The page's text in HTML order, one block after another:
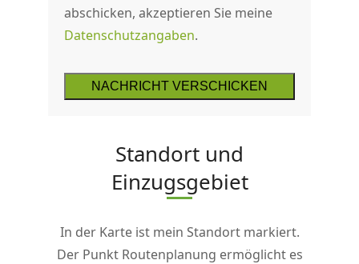
abschicken, akzeptieren Sie meine
Datenschutzangaben.
Standort und
Einzugsgebiet
In der Karte ist mein Standort markiert.
Der Punkt Routenplanung ermöglicht es